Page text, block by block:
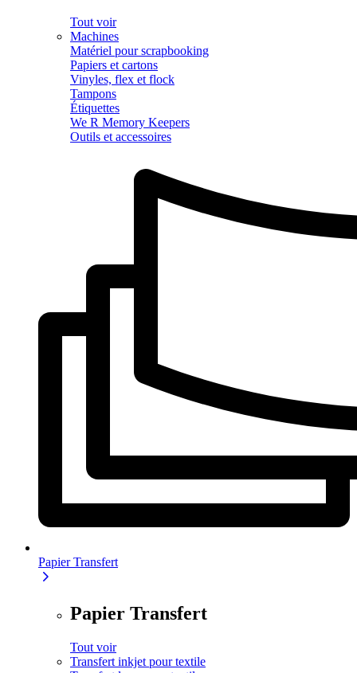
Tout voir
Machines
Matériel pour scrapbooking
Papiers et cartons
Vinyles, flex et flock
Tampons
Étiquettes
We R Memory Keepers
Outils et accessoires
Papier Transfert
Papier Transfert
Tout voir
Transfert inkjet pour textile